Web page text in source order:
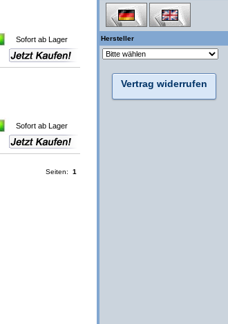
Sofort ab Lager
Sofort ab Lager
Seiten: 1
Hersteller
Vertrag widerrufen